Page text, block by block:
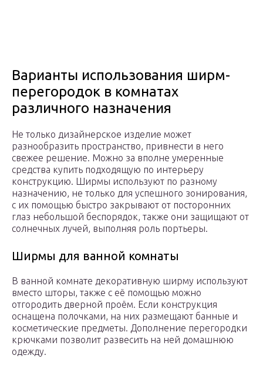
Варианты использования ширм-
перегородок в комнатах
различного назначения
Не только дизайнерское изделие может
разнообразить пространство, привнести в него
свежее решение. Можно за вполне умеренные
средства купить подходящую по интерьеру
конструкцию. Ширмы используют по разному
назначению, не только для успешного зонирования,
с их помощью быстро закрывают от посторонних
глаз небольшой беспорядок, также они защищают от
солнечных лучей, выполняя роль портьеры.
Ширмы для ванной комнаты
В ванной комнате декоративную ширму используют
вместо шторы, также с её помощью можно
отгородить дверной проём. Если конструкция
оснащена полочками, на них размещают банные и
косметические предметы. Дополнение перегородки
крючками позволит развесить на ней домашнюю
одежду.